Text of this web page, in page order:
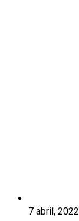
7 abril, 2022